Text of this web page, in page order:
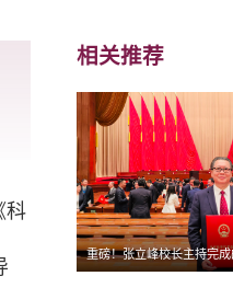
科
相关推荐